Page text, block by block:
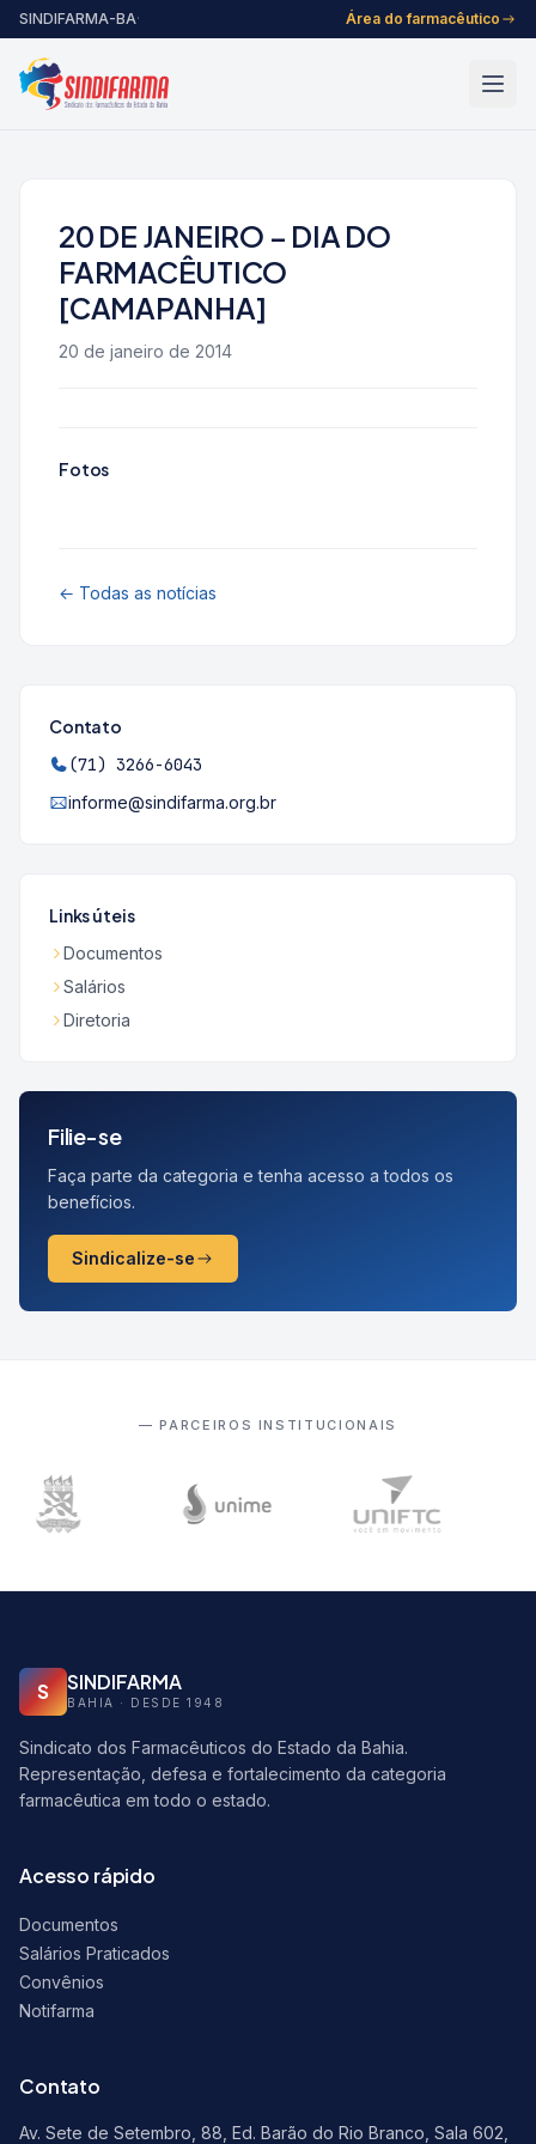
Pular para o conteúdo
SINDIFARMA-BA· Área do farmacêutico
20 DE JANEIRO – DIA DO
FARMACÊUTICO
[CAMAPANHA]
20 de janeiro de 2014
Fotos
← Todas as notícias
Contato
(71) 3266-6043
informe@sindifarma.org.br
Links úteis
Documentos
Salários
Diretoria
Filie-se
Faça parte da categoria e tenha acesso a todos os
benefícios.
Sindicalize-se
— PARCEIROS INSTITUCIONAIS
S SINDIFARMA
BAHIA · DESDE 1948
Sindicato dos Farmacêuticos do Estado da Bahia.
Representação, defesa e fortalecimento da categoria
farmacêutica em todo o estado.
Acesso rápido
Documentos
Salários Praticados
Convênios
Notifarma
Contato
Av. Sete de Setembro, 88, Ed. Barão do Rio Branco, Sala 602,